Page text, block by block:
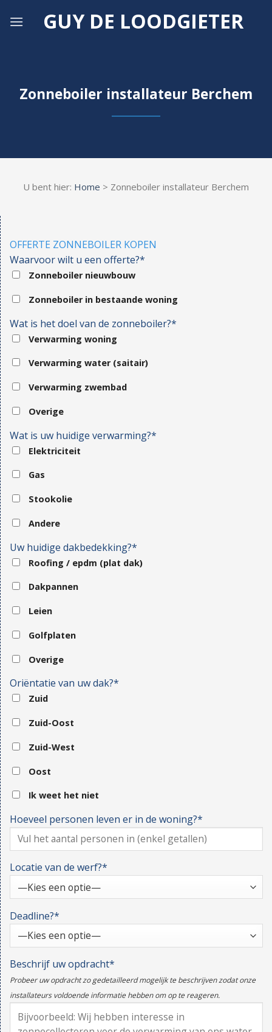
GUY DE LOODGIETER
Zonneboiler installateur Berchem
U bent hier: Home > Zonneboiler installateur Berchem
OFFERTE ZONNEBOILER KOPEN
Waarvoor wilt u een offerte?*
Zonneboiler nieuwbouw
Zonneboiler in bestaande woning
Wat is het doel van de zonneboiler?*
Verwarming woning
Verwarming water (saitair)
Verwarming zwembad
Overige
Wat is uw huidige verwarming?*
Elektriciteit
Gas
Stookolie
Andere
Uw huidige dakbedekking?*
Roofing / epdm (plat dak)
Dakpannen
Leien
Golfplaten
Overige
Oriëntatie van uw dak?*
Zuid
Zuid-Oost
Zuid-West
Oost
Ik weet het niet
Hoeveel personen leven er in de woning?*
Locatie van de werf?*
Deadline?*
Beschrijf uw opdracht*
Probeer uw opdracht zo gedetailleerd mogelijk te beschrijven zodat onze
installateurs voldoende informatie hebben om op te reageren.